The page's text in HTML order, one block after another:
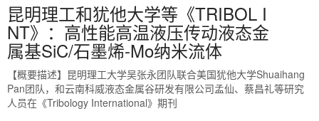
昆明理工和犹他大学等《TRIBOL I
NT》：高性能高温液压传动液态金
属基SiC/石墨烯-Mo纳米流体
【概要描述】 昆明理工大学吴张永团队联合美国犹他大学Shuaihang
Pan团队，和云南科威液态金属谷研发有限公司孟仙、蔡昌礼等研究
人员在《Tribology International》期刊